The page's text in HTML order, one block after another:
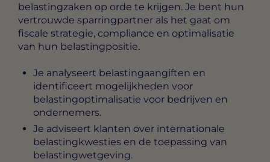
belastingzaken op orde te krijgen. Je bent hun
vertrouwde sparringpartner als het gaat om
fiscale strategie, compliance en optimalisatie
van hun belastingpositie.
Je analyseert belastingaangiften en
identificeert mogelijkheden voor
belastingoptimalisatie voor bedrijven en
ondernemers.
Je adviseert klanten over internationale
belastingkwesties en de toepassing van
belastingwetgeving.